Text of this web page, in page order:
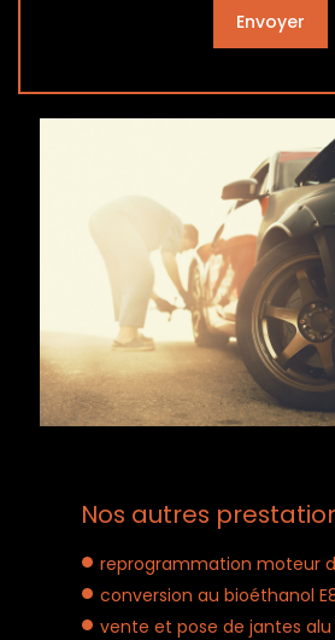
Nos autres
reprogrammation moteur
conversion au bioéthanol
vente et pose de jantes alu